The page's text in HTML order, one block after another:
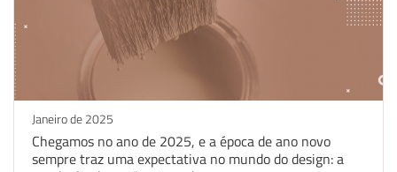
Janeiro de 2025
Chegamos no ano de 2025, e a época de ano novo
sempre traz uma expectativa no mundo do design: a